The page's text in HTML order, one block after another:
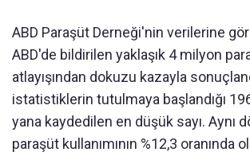
ABD Paraşüt Derneği'nin verilerine
ABD'de bildirilen yaklaşık 4 milyon
atlayışından dokuzu kazayla
istatistiklerin tutulmaya başlandığı
yana kaydedilen en düşük sayı. Aynı
paraşüt kullanımının %12,3 oranında